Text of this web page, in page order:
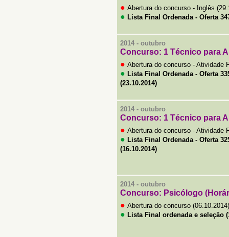
● Abertura do concurso - Inglês
● Lista Final Ordenada - Oferta
2014 - outubro
Concurso: 1 Técnico para
● Abertura do concurso - Atividade
● Lista Final Ordenada - Oferta
(23.10.2014)
2014 - outubro
Concurso: 1 Técnico para
● Abertura do concurso - Atividade
● Lista Final Ordenada - Oferta
(16.10.2014)
2014 - outubro
Concurso: Psicólogo
● Abertura do concurso (06.10.2014)
● Lista Final ordenada e seleção